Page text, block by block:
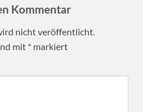
Kommentar
nicht veröffentlicht.
mit * markiert